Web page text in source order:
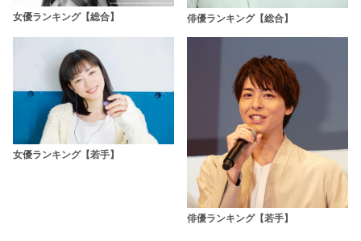
女優ランキング【総合】 俳優ランキング【総合】
女優ランキング【若手】
俳優ランキング【若手】